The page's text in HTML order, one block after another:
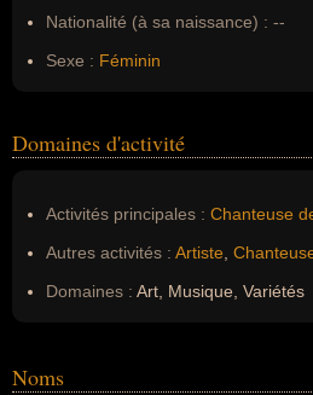
Nationalité (à sa naissance) : --
Sexe : Féminin
Domaines d'activité
Activités principales : Chanteuse
Autres activités : Artiste
Domaines : Art, Musique, Variétés
Noms